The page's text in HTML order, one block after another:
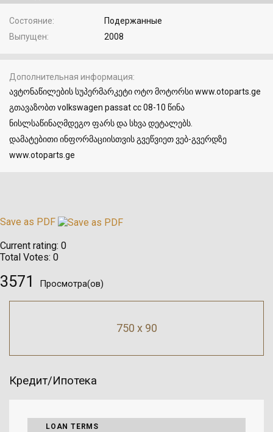
Состояние
Подержанные
Выпущен
2008
Дополнительная информация
ავტონაწილების სუპერმარკეტი ოტო მოტორსი www.otoparts.ge
გთავაზობთ volkswagen passat cc 08-10 წინა
ნისლსაწინაღმდეგო ფარს და სხვა დეტალებს.
დამატებითი ინფორმაციისთვის გვეწვიეთ ვებ-გვერდზე
www.otoparts.ge
Save as PDF
Current rating: 0
Total Votes: 0
3571 Просмотра(ов)
750 x 90
Кредит/Ипотека
LOAN TERMS